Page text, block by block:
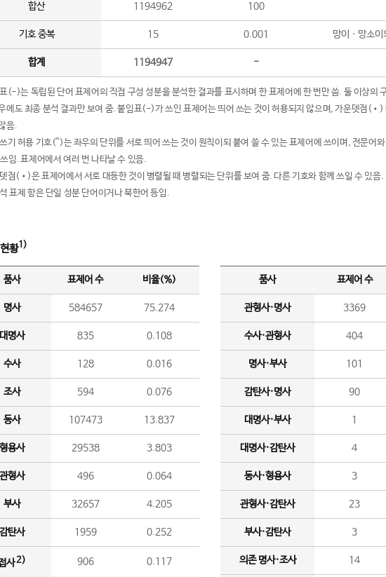
합산 1194962 100
기호 중복 15 0.001 망이ㆍ망소
합계 1194947 -
(-)는 독립된 단어 표제어의 직접 구성 성분을 분석한 결과를 표시하며 한 표제어에 한 번만 씀. 둘 이상의
에도 최종 분석 결과만 보여 줌. 붙임표(-)가 쓰인 표제어는 띄어 쓰는 것이 허용되지 않으며, 가운뎃점(•)
음.
기 허용 기호(^)는 좌우의 단위를 서로 띄어 쓰는 것이 원칙이되 붙여 쓸 수 있는 표제어에 쓰이며, 전문어와
임. 표제어에서 여러 번 나타날 수 있음.
점(•)은 표제어에서 서로 대등한 것이 병렬될 때 병렬되는 단위를 보여 줌. 다른 기호와 함께 쓰일 수 있음.
표제 항은 단일 성분 단어이거나 북한어 등임.
황1)
품사 표제어 수 비율(%)
명사 584657 75.274
명사 835 0.108
수사 128 0.016
조사 594 0.076
동사 107473 13.837
용사 29538 3.803
형사 496 0.064
부사 32657 4.205
탄사 1959 0.252
사2) 906 0.117
품사 표제어 수
관형사·명사 3369
수사·관형사 404
명사·부사 101
감탄사·명사 90
대명사·부사 1
대명사·감탄사 4
동사·형용사 3
관형사·감탄사 23
부사·감탄사 3
의존 명사·조사 14